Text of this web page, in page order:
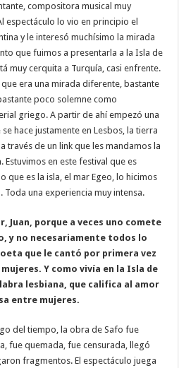
compositora musical muy
espectáculo lo vio en principio el
y le interesó muchísimo la mirada
que fuimos a presentarla a la Isla de
muy cerquita a Turquía, casi enfrente.
era una mirada diferente, bastante
poco solemne como
griego. A partir de ahí empezó una
hace justamente en Lesbos, la tierra
través de un link que les mandamos la
en este festival que es
que es la isla, el mar Egeo, lo hicimos
Toda una experiencia muy intensa.
Juan, porque a veces uno comete
y no necesariamente todos lo
que le cantó por primera vez
Y como vivía en la Isla de
lesbiana, que califica al amor
entre mujeres.
del tiempo, la obra de Safo fue
fue quemada, fue censurada, llegó
fragmentos. El espectáculo juega